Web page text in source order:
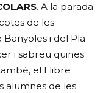
. A la parada
de les
i del Pla
i sabreu quines
el Llibre
alumnes de les